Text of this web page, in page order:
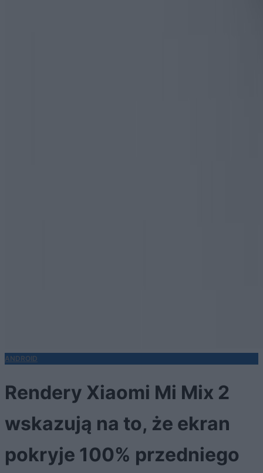
ANDROID
Rendery Xiaomi Mi Mix 2
wskazują na to, że ekran
pokryje 100% przedniego